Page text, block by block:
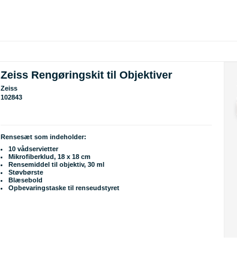
Zeiss Rengøringskit til Objektiver
Zeiss
102843
Rensesæt som indeholder:
10 vådservietter
Mikrofiberklud, 18 x 18 cm
Rensemiddel til objektiv, 30 ml
Støvbørste
Blæsebold
Opbevaringstaske til renseudstyret